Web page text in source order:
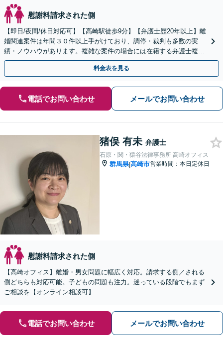
慰謝料請求された側
【即日/夜間/休日対応可】【高崎駅徒歩9分】【弁護士歴20年以上】離
婚関連案件は年間３０件以上手がけており、調停・裁判も多数の実
績・ノウハウがあります。複雑な案件の場合には在籍する弁護士複数
名で共同して取り組んでいきます。
料金表を見る
電話でお問い合わせ メールでお問い合わせ
猪俣 有未 弁護士
石原・関・猿谷法律事務所 高崎オフィス
群馬県|高崎市営業時間：本日定休日
慰謝料請求された側
【高崎オフィス】離婚・男女問題に幅広く対応。請求する側／される
側どちらも対応可能。子どもの問題も注力。迷っている段階でもまず
ご相談を【オンライン相談可】
電話でお問い合わせ メールでお問い合わせ